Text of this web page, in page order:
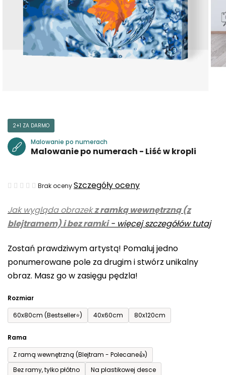
Jak wygląda obrazekz ramką wewnętrzną (z
blejtramem) i bez ramki- więcej szczegółów tutaj
Zostań prawdziwym artystą! Pomaluj jedno
ponumerowane pole za drugim i stwórz unikalny
obraz. Masz go w zasięgu pędzla!
Rozmiar
60x80cm (Bestseller⭐)
40x60cm 80x120cm
Rama
Z ramą wewnętrzną (Blejtram - Polecane👍)
Bez ramy, tylko płótno
Na plastikowej desce
2+1 ZA DARMO
Malowanie po numerach
Malowanie po numerach - Liść w kropli
Średnia
produktu
wynosi
na
5
gwiazdek.
Brak ocenySzczegóły oceny